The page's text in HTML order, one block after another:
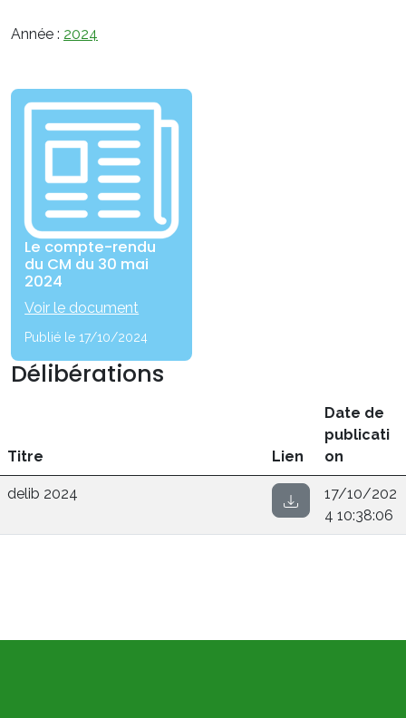
Année : 2024
Le compte-rendu
du CM du 30 mai
2024
Voir le document
Publié le 17/10/2024
Délibérations
Titre Lien
Date de
publicati
on
delib 2024
17/10/202
4 10:38:06